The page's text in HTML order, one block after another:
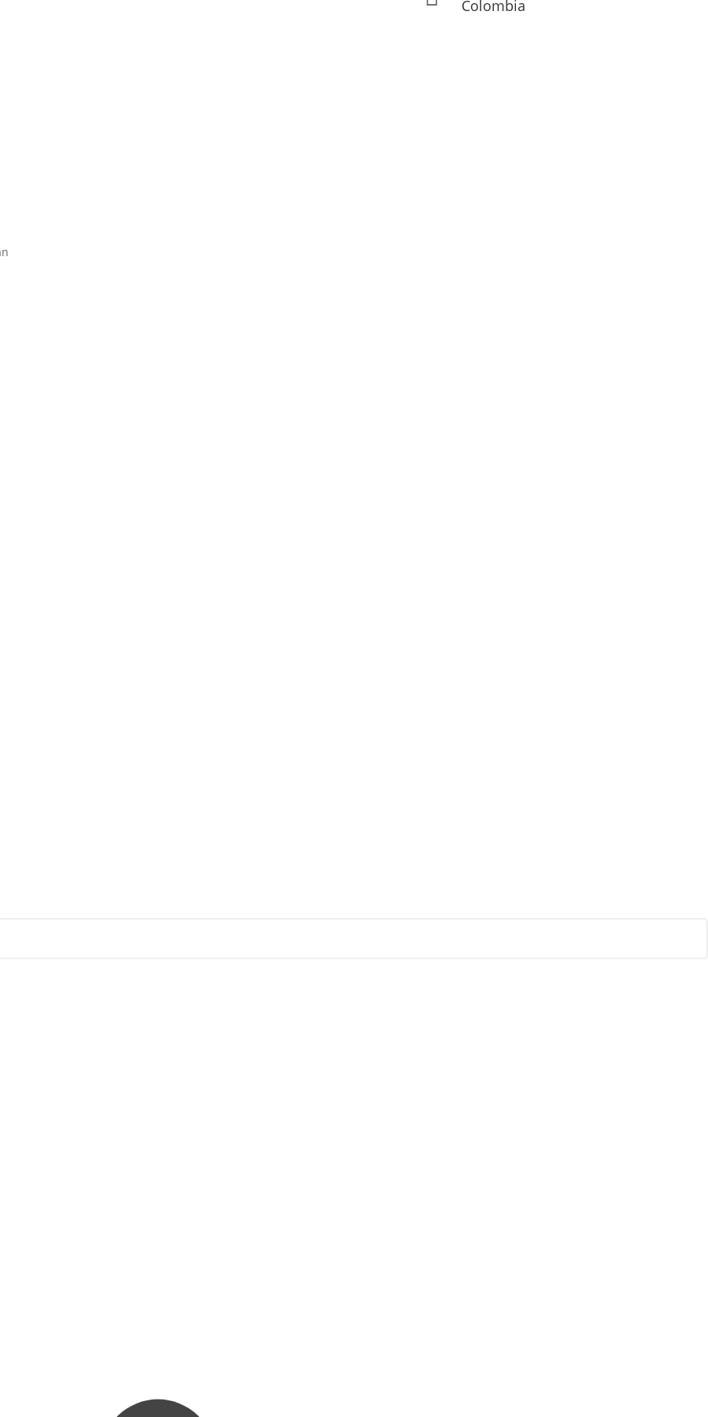
Colombia